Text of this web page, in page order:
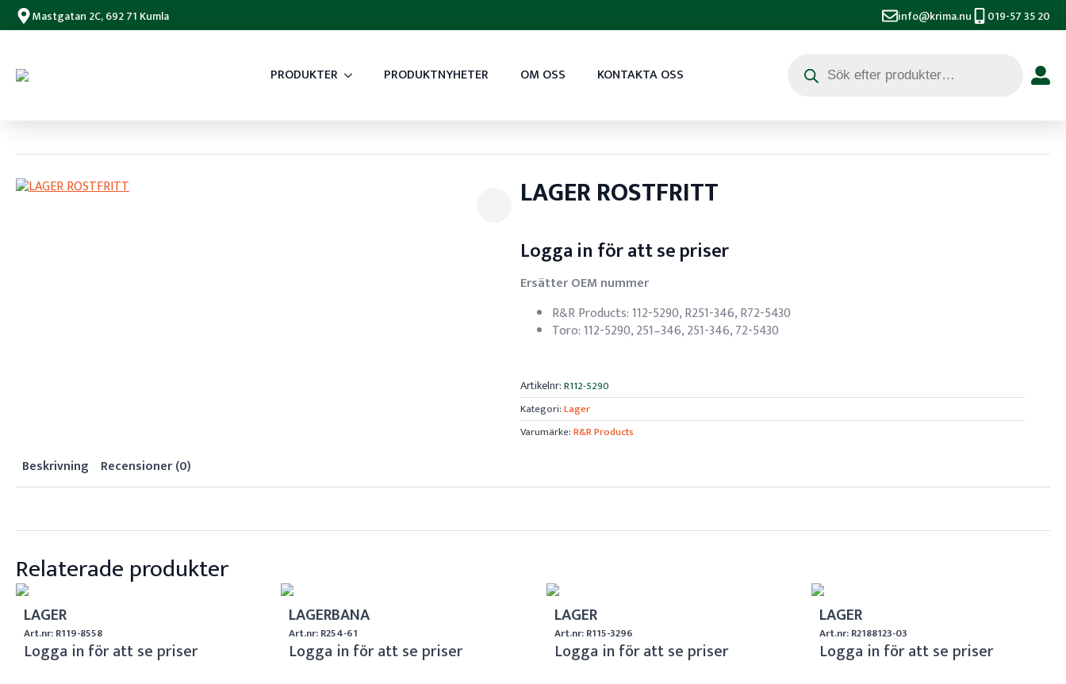
Mastgatan 2C, 692 71 Kumla info@krima.nu 019-57 35 20
PRODUKTER PRODUKTNYHETER OM OSS KONTAKTA OSS
LAGER ROSTFRITT
Logga in för att se priser
Ersätter OEM nummer
R&R Products: 112-5290, R251-346, R72-5430
Toro: 112-5290, 251–346, 251-346, 72-5430
Artikelnr:R112-5290
Kategori:Lager
Varumärke:R&R Products
Beskrivning Recensioner (0)
Relaterade produkter
LAGER
Art.nr: R119-8558
Logga in för att se priser
LAGERBANA
Art.nr: R254-61
Logga in för att se priser
LAGER
Art.nr: R115-3296
Logga in för att se priser
LAGER
Art.nr: R2188123-03
Logga in för att se priser